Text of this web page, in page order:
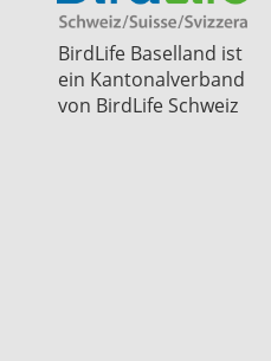
BirdLife Baselland ist
ein Kantonalverband
von BirdLife Schweiz